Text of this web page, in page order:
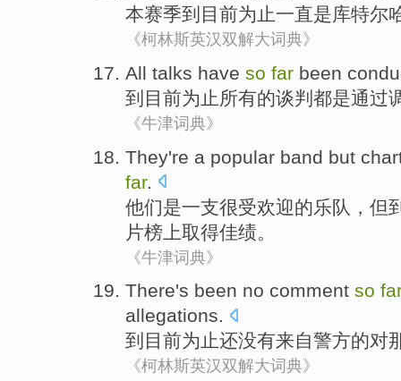
本赛季到目前为止一直是库特尔
《柯林斯英汉双解大词典》
All talks have so far been
到 目前为止所有的谈判 都是通过
《牛津词典》
They're a popular band but
far.
他们是一支很受欢迎的乐队 ， 但
片榜上取得佳绩。
《牛津词典》
There's been no comment so
allegations.
到目前为止还没有来自警方的对
《柯林斯英汉双解大词典》